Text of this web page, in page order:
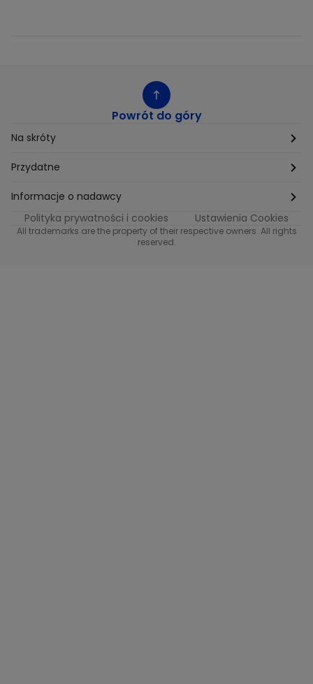
Powrót do góry
Na skróty
Etyka
Supplier Diversity
Polityka podatkowa
Przydatne
Biuro Prasowe
Biuro Reklamy
Informacje o nadawcy
Informacje o nadawcy programu METRO
Polityka prywatności i cookies Ustawienia Cookies
All trademarks are the property of their respective owners. All rights
reserved.